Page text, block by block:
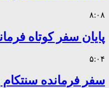
۸:۰۸
پایان سفر کوتاه
۵:۰۴
سفر فرمانده سنتکام